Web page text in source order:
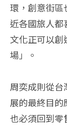
環，創意街區
近各國旅人
文化正可以
場」。
周奕成則從
展的最終目
也必須回到零